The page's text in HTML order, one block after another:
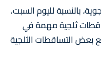
بالنسبة لليوم السبت،
ثلجية مهمة في
التساقطات الثلجية